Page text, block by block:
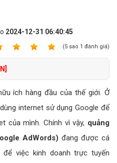
2024-12-31 06:40:45
(5 sao 1 đánh giá)
ích hàng đầu của thế giới. Ở
internet sử dụng Google để
của mình. Chính vì vậy, quảng
AdWords) đang được cá
để việc kinh doanh trực tuyến